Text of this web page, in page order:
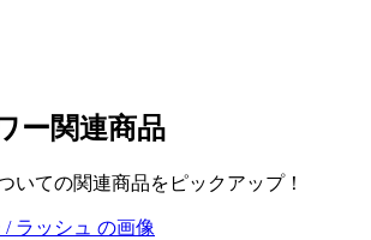
ー関連商品
いての関連商品をピックアップ！